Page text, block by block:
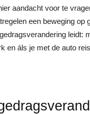
aandacht voor te
een beweging op
leidt:
en áls je met de auto